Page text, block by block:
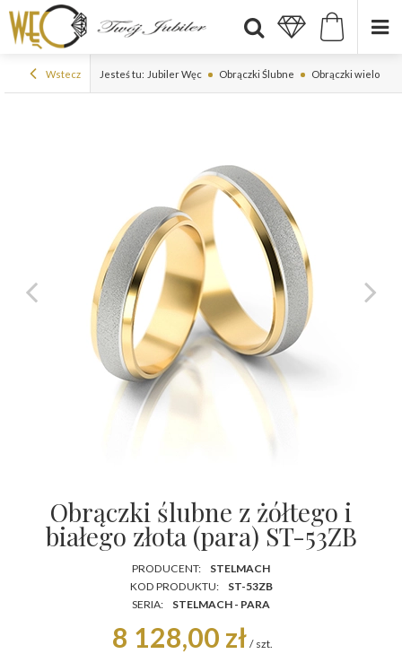
Wstecz Jesteś tu: Jubiler Węc Obrączki Ślubne Obrączki
Obrączki ślubne z żółtego i
białego złota (para) ST-53ZB
PRODUCENT:
STELMACH
KOD PRODUKTU:
ST-53ZB
SERIA:
STELMACH - PARA
8 128,00 zł / szt.